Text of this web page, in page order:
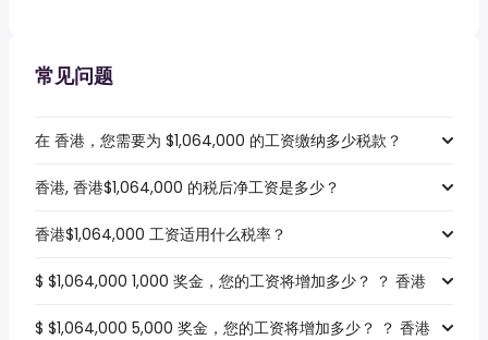
常见问题
在 香港，您需要为 $1,064,000 的工资缴纳多少税款？
香港, 香港$1,064,000 的税后净工资是多少？
香港$1,064,000 工资适用什么税率？
$ $1,064,000 1,000 奖金，您的工资将增加多少？ ？ 香港
$ $1,064,000 5,000 奖金，您的工资将增加多少？ ？ 香港